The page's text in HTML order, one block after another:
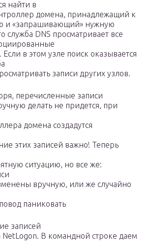
найти в
домена, принадлежащий к
и «запрашивающий» нужную
служба DNS просматривает все
в этом узле поиск оказывается
записи других узлов.
перечисленные записи
делать не придется, при
домена создадутся
этих записей важно! Теперь
ситуацию, но все же:
вручную, или же случайно
паниковать
записей
NetLogon. В командной строке даем